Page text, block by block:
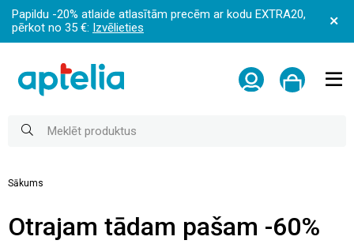
Papildu -20% atlaide atlasītām precēm ar kodu EXTRA20,
pērkot no 35 €: Izvēlieties
Sākums
Otrajam tādam pašam -60%